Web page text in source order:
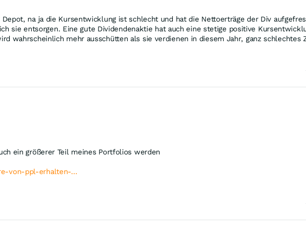
na ja die Kursentwicklung ist schlecht und hat die Nettoerträge der Div
sie entsorgen. Eine gute Dividendenaktie hat auch eine stetige positive
wahrscheinlich mehr ausschütten als sie verdienen in diesem Jahr, ganz
ein größerer Teil meines Portfolios werden
von-ppl-erhalten-…